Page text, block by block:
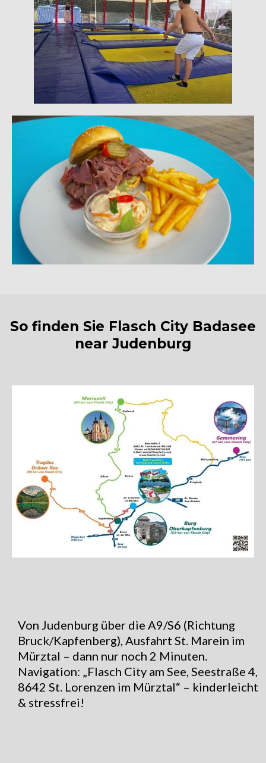
So finden Sie Flasch City Badasee
near Judenburg
Von Judenburg über die A9/S6 (Richtung
Bruck/Kapfenberg), Ausfahrt St. Marein im
Mürztal – dann nur noch 2 Minuten.
Navigation: „Flasch City am See, Seestraße 4,
8642 St. Lorenzen im Mürztal“ – kinderleicht
& stressfrei!